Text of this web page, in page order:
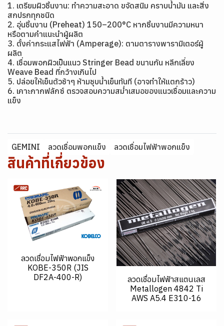
1. เตรียมผิวชิ้นงาน: ทำความสะอาด ขจัดสนิม คราบน้ำมัน และสิ่ง
สกปรกทุกชนิด
2. อุ่นชิ้นงาน (Preheat) 150–200°C หากชิ้นงานมีความหนา
หรือตามคำแนะนำผู้ผลิต
3. ตั้งค่ากระแสไฟฟ้า (Amperage): ตามตารางพารามิเตอร์ผู้
ผลิต
4. เชื่อมพอกผิวเป็นแนว Stringer Bead ขนานกัน หลีกเลี่ยง
Weave Bead ที่กว้างเกินไป
5. ปล่อยให้เย็นตัวช้าๆ ห้ามชุบน้ำเย็นทันที (อาจทำให้แตกร้าว)
6. เคาะกากฟลักซ์ ตรวจสอบความสม่ำเสมอของแนวเชื่อมและความ
แข็ง
GEMINI ลวดเชื่อมพอกแข็ง ลวดเชื่อมไฟฟ้าพอกแข็ง
สินค้าที่เกี่ยวข้อง
ลวดเชื่อมไฟฟ้าพอกแข็ง
KOBE-350R (JIS
DF2A-400-R)
ลวดเชื่อมไฟฟ้าสแตนเลส
Metallogen 4842 Ti
AWS A5.4 E310-16